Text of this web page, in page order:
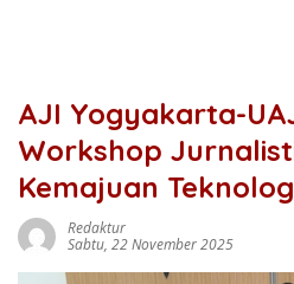
AJI Yogyakarta-
Workshop
Kemajuan
Redaktur
Sabtu, 22 November 2025